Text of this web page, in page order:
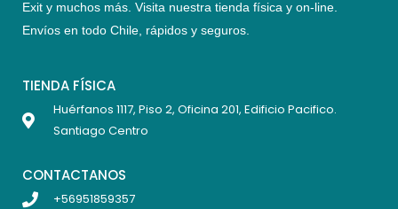
Exit y muchos más. Visita nuestra tienda física y on-line.
Envíos en todo Chile, rápidos y seguros.
TIENDA FÍSICA
Huérfanos 1117, Piso 2, Oficina 201, Edificio Pacifico.
Santiago Centro
CONTACTANOS
+56951859357